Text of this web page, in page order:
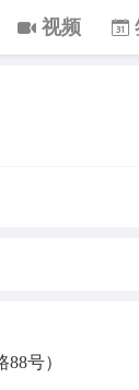
视频
号）